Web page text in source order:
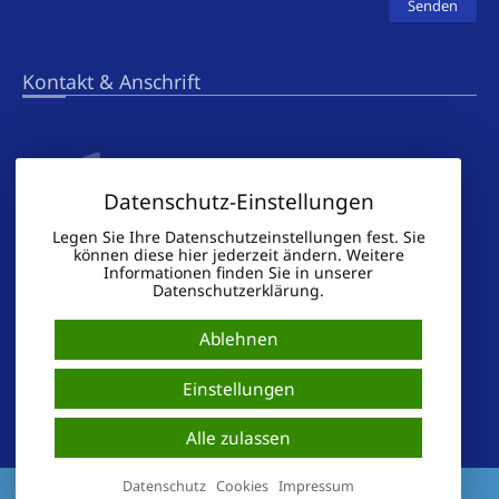
Kontakt & Anschrift
Immobilienmaklerin
Fax: 0322 213 836 55
Mail: mt@tonn-immobilien.de
Datenschutz-Einstellungen
Legen Sie Ihre Datenschutzeinstellungen fest. Sie
können diese hier jederzeit ändern. Weitere
Informationen finden Sie in unserer
Datenschutzerklärung.
Ablehnen
Einstellungen
Alle zulassen
Datenschutz Cookies Impressum